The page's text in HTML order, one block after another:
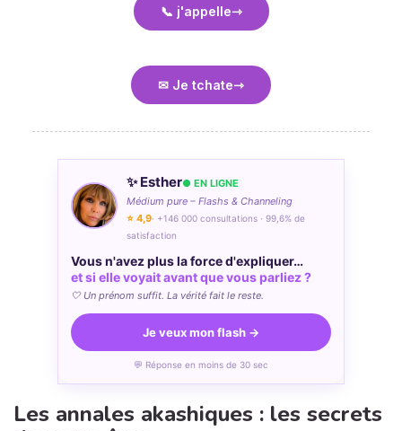
📞 j'appelle
✉ Je tchate
✨ Esther● EN LIGNE
Médium pure – Flashs & Channeling
⭐ 4,9· +146 000 consultations · 99,6% de
satisfaction
Vous n'avez plus la force d'expliquer…
et si elle voyait avant que vous parliez ?
🤍 Un prénom suffit. La vérité fait le reste.
Je veux mon flash →
💬 Réponse en moins de 30 sec
Les annales akashiques : les secrets